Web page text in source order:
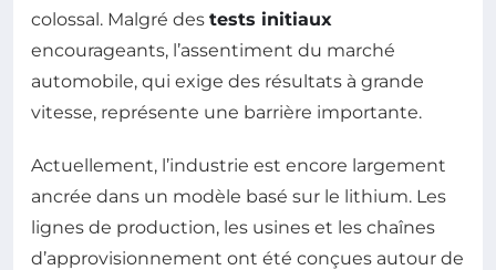
colossal. Malgré des tests initiaux
encourageants, l’assentiment du marché
automobile, qui exige des résultats à grande
vitesse, représente une barrière importante.
Actuellement, l’industrie est encore largement
ancrée dans un modèle basé sur le lithium. Les
lignes de production, les usines et les chaînes
d’approvisionnement ont été conçues autour de